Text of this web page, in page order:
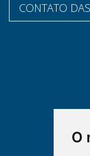
O
CONTATO